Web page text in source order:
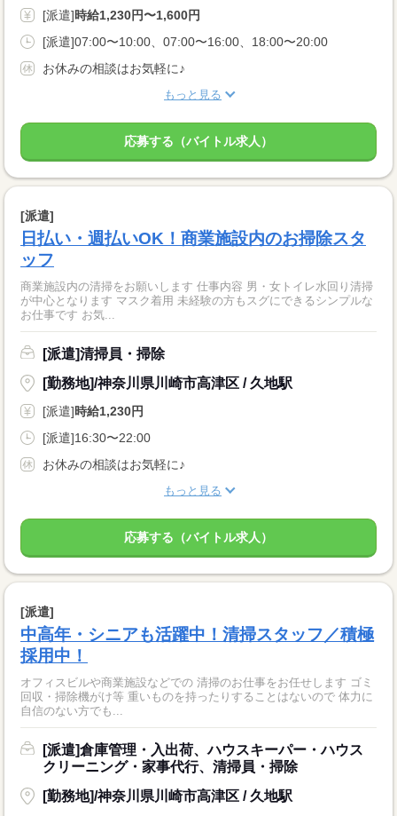
[派遣]時給1,230円〜1,600円
[派遣]07:00〜10:00、07:00〜16:00、18:00〜20:00
お休みの相談はお気軽に♪
もっと見る
応募する（バイトル求人）
[派遣]
日払い・週払いOK！商業施設内のお掃除スタ
ッフ
商業施設内の清掃をお願いします 仕事内容 男・女トイレ水回り清掃
が中心となります マスク着用 未経験の方もスグにできるシンプルな
お仕事です お気...
[派遣]清掃員・掃除
[勤務地]/神奈川県川崎市高津区 / 久地駅
[派遣]時給1,230円
[派遣]16:30〜22:00
お休みの相談はお気軽に♪
もっと見る
応募する（バイトル求人）
[派遣]
中高年・シニアも活躍中！清掃スタッフ／積極
採用中！
オフィスビルや商業施設などでの 清掃のお仕事をお任せします ゴミ
回収・掃除機がけ等 重いものを持ったりすることはないので 体力に
自信のない方でも...
[派遣]倉庫管理・入出荷、ハウスキーパー・ハウス
クリーニング・家事代行、清掃員・掃除
[勤務地]/神奈川県川崎市高津区 / 久地駅